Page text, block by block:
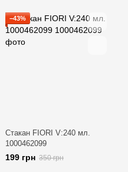
−43%
Стакан FIORI V:240 мл.
1000462099
199 грн 350 грн